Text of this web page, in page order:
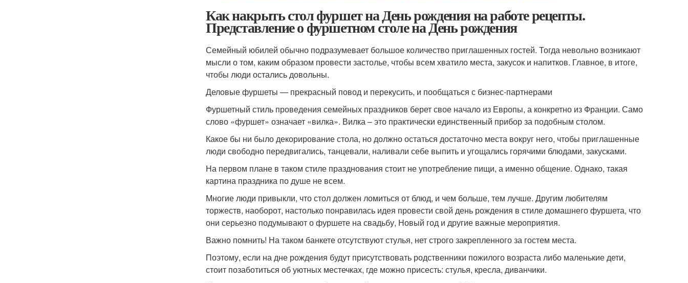
Как накрыть стол фуршет на День рождения на работе рецепты.
Представление о фуршетном столе на День рождения
Семейный юбилей обычно подразумевает большое количество приглашенных гостей. Тогда невольно возникают
мысли о том, каким образом провести застолье, чтобы всем хватило места, закусок и напитков. Главное, в итоге,
чтобы люди остались довольны.
Деловые фуршеты — прекрасный повод и перекусить, и пообщаться с бизнес-партнерами
Фуршетный стиль проведения семейных праздников берет свое начало из Европы, а конкретно из Франции. Само
слово «фуршет» означает «вилка». Вилка – это практически единственный прибор за подобным столом.
Какое бы ни было декорирование стола, но должно остаться достаточно места вокруг него, чтобы приглашенные
люди свободно передвигались, танцевали, наливали себе выпить и угощались горячими блюдами, закусками.
На первом плане в таком стиле празднования стоит не употребление пищи, а именно общение. Однако, такая
картина праздника по душе не всем.
Многие люди привыкли, что стол должен ломиться от блюд, и чем больше, тем лучше. Другим любителям
торжеств, наоборот, настолько понравилась идея провести свой день рождения в стиле домашнего фуршета, что
они серьезно подумывают о фуршете на свадьбу, Новый год и другие важные мероприятия.
Важно помнить! На таком банкете отсутствуют стулья, нет строго закрепленного за гостем места.
Поэтому, если на дне рождения будут присутствовать родственники пожилого возраста либо маленькие дети,
стоит позаботиться об уютных местечках, где можно присесть: стулья, кресла, диванчики.